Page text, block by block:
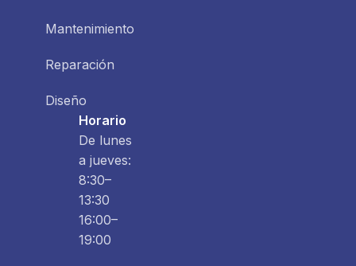
Mantenimiento
Reparación
Diseño
Horario
De lunes
a jueves:
8:30–
13:30
16:00–
19:00